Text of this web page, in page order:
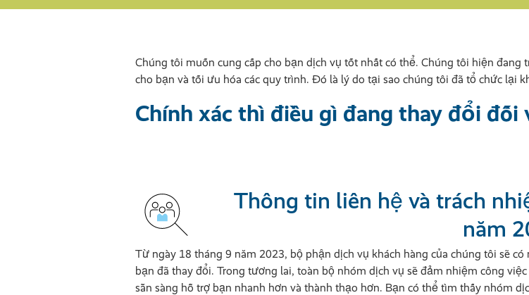
Chúng tôi muốn cung cấp cho bạn dịch vụ tốt nhất có thể. Chúng tôi hiện
cho bạn và tối ưu hóa các quy trình. Đó là lý do tại sao chúng tôi đã tổ chức lại
Chính xác thì điều gì đang thay đổi đối
Thông tin liên hệ và trách
năm
Từ ngày 18 tháng 9 năm 2023, bộ phận dịch vụ khách hàng của chúng tôi sẽ
bạn đã thay đổi. Trong tương lai, toàn bộ nhóm dịch vụ sẽ đảm nhiệm công
sẵn sàng hỗ trợ bạn nhanh hơn và thành thạo hơn. Bạn có thể tìm thấy nhóm